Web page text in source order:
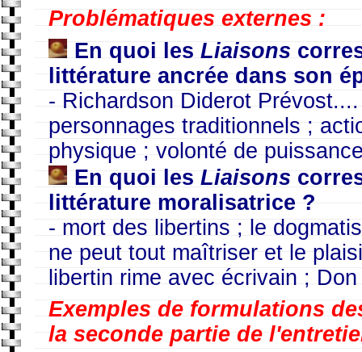
Problématiques externes :
En quoi les Liaisons
littérature ancrée dans son
- Richardson Diderot
personnages traditionnels ;
physique ; volonté de
En quoi les Liaisons
littérature moralisatrice ?
- mort des libertins ; le
ne peut tout maîtriser et le
libertin rime avec écrivain ;
Exemples de formulations
la seconde partie de